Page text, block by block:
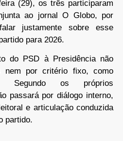
(29), os três participaram
ao jornal O Globo, por
justamente sobre esse
para 2026.
do PSD à Presidência não
nem por critério fixo, como
Segundo os próprios
passará por diálogo interno,
e articulação conduzida
partido.